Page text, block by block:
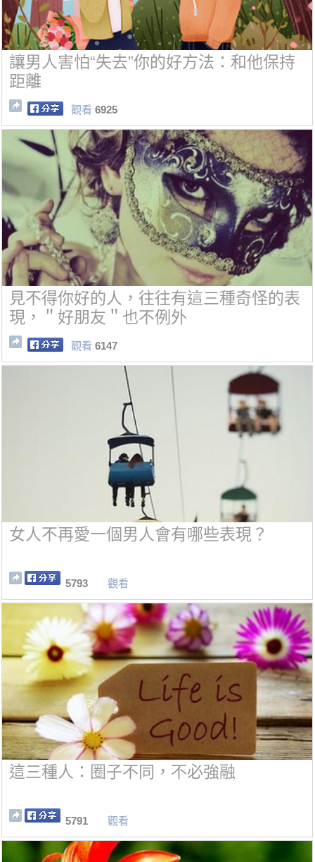
讓男人害怕“失去”你的好方法：和他保持
距離
觀看 6925
見不得你好的人，往往有這三種奇怪的表
現，＂好朋友＂也不例外
觀看 6147
女人不再愛一個男人會有哪些表現？
5793 觀看
這三種人：圈子不同，不必強融
5791 觀看